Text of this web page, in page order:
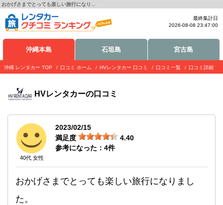
おかげさまでとっても楽しい旅行になり...
最終集計日
2026-08-08 23:47:00
沖縄本島 石垣島 宮古島
沖縄 レンタカー TOP 口コミ ホーム HVレンタカー 口コミ 口コミ一覧 口コミ詳細
HVレンタカーの口コミ
40代 女性
2023/02/15
満足度
4.40
参考になった： 4件
おかげさまでとっても楽しい旅行になりまし
た。